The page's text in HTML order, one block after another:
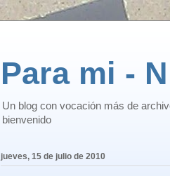
Para mi -
Un blog con vocación más de
bienvenido
jueves, 15 de julio de 2010